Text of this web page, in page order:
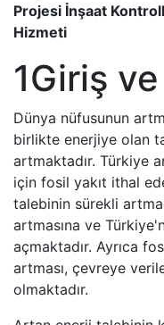
Projesi İnşaat
Hizmeti
1Giriş
Dünya nüfusunun
birlikte enerjiye olan
artmaktadır. Türkiye
için fosil yakıt ithal
talebinin sürekli
artmasına ve
açmaktadır. Ayrıca
artması, çevreye
olmaktadır.